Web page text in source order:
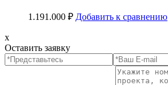
1.191.000 ₽ Добавить к сравнению
x
Оставить заявку